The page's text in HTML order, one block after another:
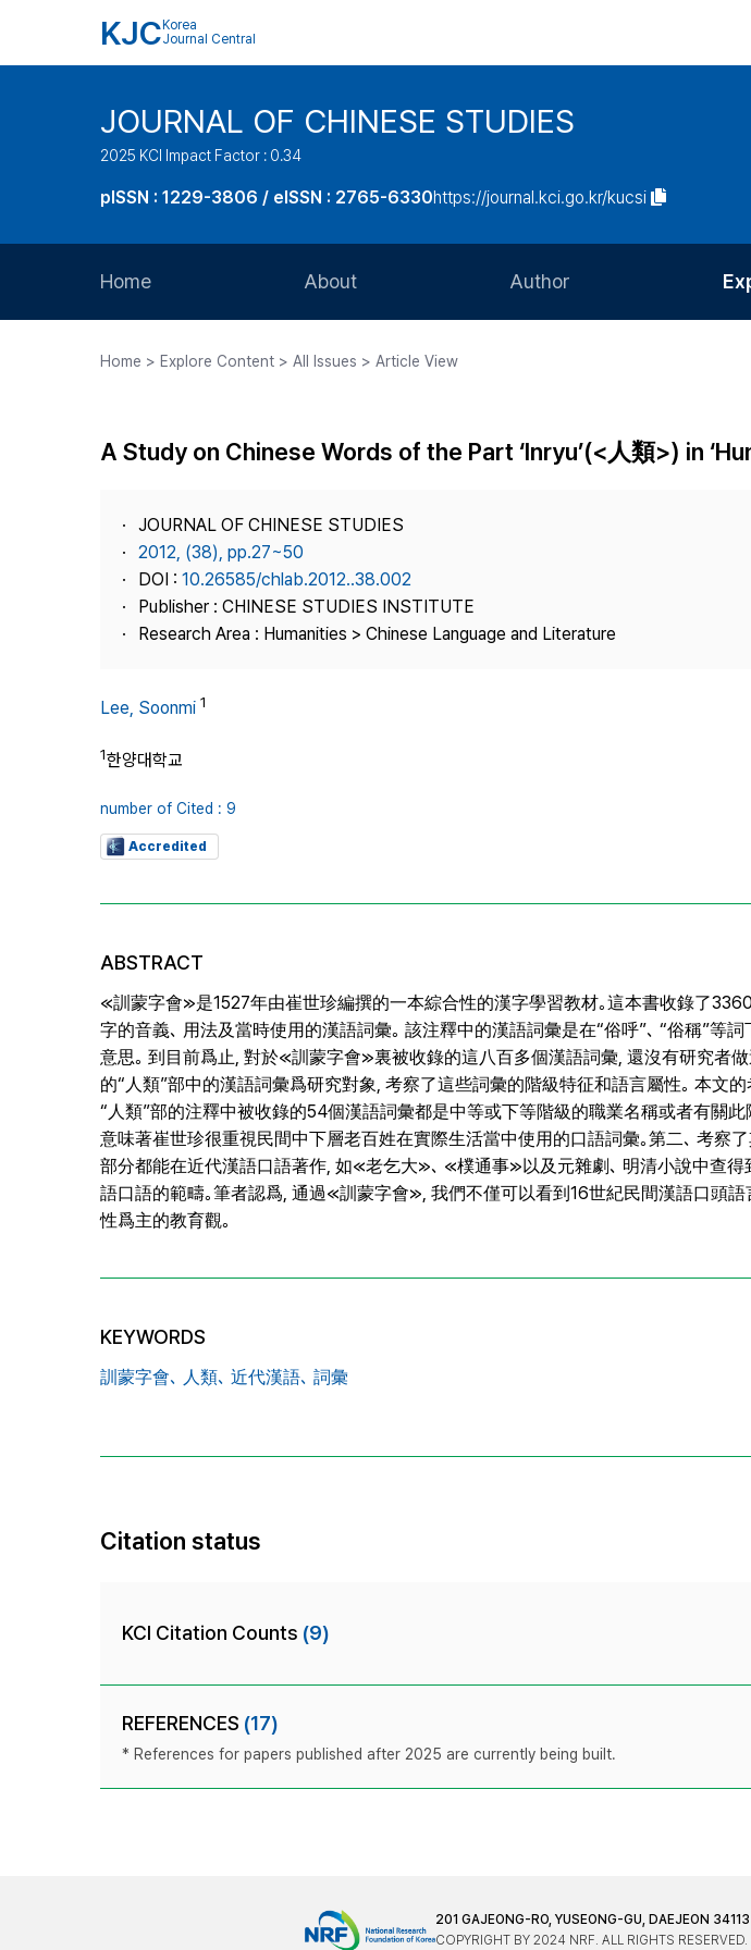
KJC Korea
Journal Central
JOURNAL OF CHINESE STUDIES
2025 KCI Impact Factor : 0.34
pISSN : 1229-3806 / eISSN : 2765-6330https://journal.kci.go.kr/kucsi
Home About
Journal Staff
Journal Information
Publisher
Contact Us
Author
Article Processing Charge
Home > Explore Content > All Issues > Article View
A Study on Chinese Words of the Part ‘Inryu’(<人類>) in
JOURNAL OF CHINESE STUDIES
2012, (38), pp.27~50
DOI : 10.26585/chlab.2012..38.002
Publisher : CHINESE STUDIES INSTITUTE
Research Area : Humanities > Chinese Language and Literature
Lee, Soonmi 1
1한양대학교
number of Cited : 9
Accredited
ABSTRACT
≪訓蒙字會≫是1527年由崔世珍編撰的一本綜合性的漢字學習教材｡這本書收錄了
字的音義､ 用法及當時使用的漢語詞彙｡ 該注釋中的漢語詞彙是在“俗呼”､ “俗稱”等
意思｡ 到目前爲止, 對於≪訓蒙字會≫裏被收錄的這八百多個漢語詞彙, 還沒有研究者
的“人類”部中的漢語詞彙爲研究對象, 考察了這些詞彙的階級特征和語言屬性｡ 本文
“人類”部的注釋中被收錄的54個漢語詞彙都是中等或下等階級的職業名稱或者有關
意味著崔世珍很重視民間中下層老百姓在實際生活當中使用的口語詞彙｡第二､ 考察
部分都能在近代漢語口語著作, 如≪老乞大≫､ ≪樸通事≫以及元雜劇､ 明清小說中查
語口語的範疇｡筆者認爲, 通過≪訓蒙字會≫, 我們不僅可以看到16世紀民間漢語口頭
性爲主的教育觀｡
KEYWORDS
訓蒙字會､ 人類､ 近代漢語､ 詞彙
Citation status
KCI Citation Counts (9)
REFERENCES (17)
* References for papers published after 2025 are currently being built.
201 GAJEONG-RO, YUSEONG-GU, DAEJEON
COPYRIGHT BY 2024 NRF. ALL RIGHTS RESERVED.